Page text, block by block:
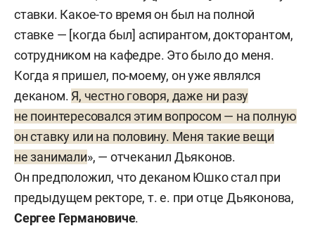
местом работы в этот же период следствие
считает пост руководителя технопарка «Идея».
Следствие и обвинение полагают, что до 2004-го
Юшко якобы втерся в доверие к руководству
вуза, что позволило ему реализовать
преступный умысел. Так, кафедрой он будто
руководил на полставки, продлевая контракт
на каждые последующие пять лет. Деканом
факультета он был устроен полноценно,
но самого факультета, считает следствие,
не существовало — ведь до 2010 года там даже
не числились студенты. В табеле рабочего
ставки. Какое-то время он был на полной
ставке — [когда был] аспирантом, докторантом,
сотрудником на кафедре. Это было до меня.
Когда я пришел, по-моему, он уже являлся
деканом. Я, честно говоря, даже ни разу
не поинтересовался этим вопросом — на полную
он ставку или на половину. Меня такие вещи
не занимали», — отчеканил Дьяконов.
Он предположил, что деканом Юшко стал при
предыдущем ректоре, т. е. при отце Дьяконова,
Сергее Германовиче.